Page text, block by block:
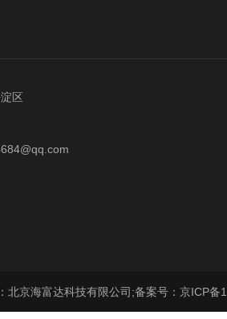
区
北京海富达科技有限公司;备案号：京ICP备